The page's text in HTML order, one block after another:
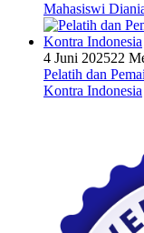
Mahasiswi
4 Juni 202522
Pelatih dan
Kontra Indonesia